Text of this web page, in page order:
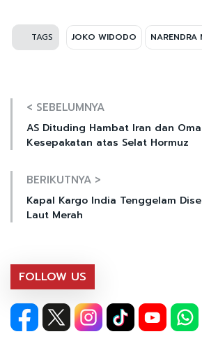
TAGS JOKO WIDODO NARENDRA
< SEBELUMNYA
AS Dituding Hambat Iran dan
Kesepakatan atas Selat Hormuz
BERIKUTNYA >
Kapal Kargo India Tenggelam
Laut Merah
FOLLOW US